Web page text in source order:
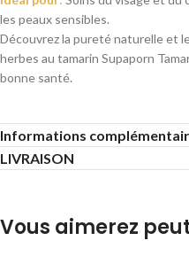
les peaux sensibles.
Découvrez la pureté naturelle et
herbes au tamarin Supaporn
bonne santé.
Informations
LIVRAISON
Vous aimerez